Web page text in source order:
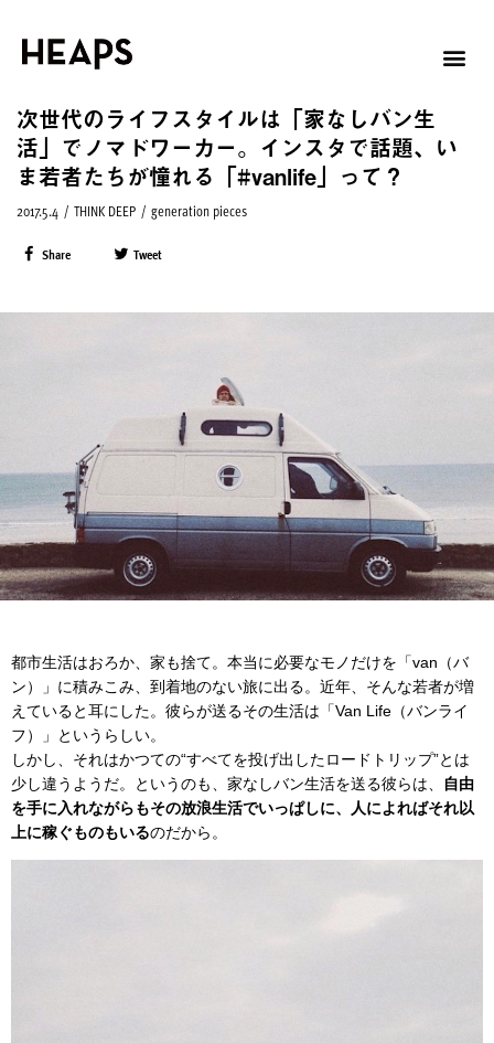
次世代のライフスタイルは「家なしバン生
活」でノマドワーカー。インスタで話題、い
ま若者たちが憧れる「#vanlife」って？
2017.5.4 / THINK DEEP / generation pieces
Share Tweet
都市生活はおろか、家も捨て。本当に必要なモノだけを「van（バ
ン）」に積みこみ、到着地のない旅に出る。近年、そんな若者が増
えていると耳にした。彼らが送るその生活は「Van Life（バンライ
フ）」というらしい。
しかし、それはかつての“すべてを投げ出したロードトリップ”とは
少し違うようだ。というのも、家なしバン生活を送る彼らは、
自由
を手に入れながらもその放浪生活でいっぱしに、人によればそれ以
上に稼ぐものもいるのだから。